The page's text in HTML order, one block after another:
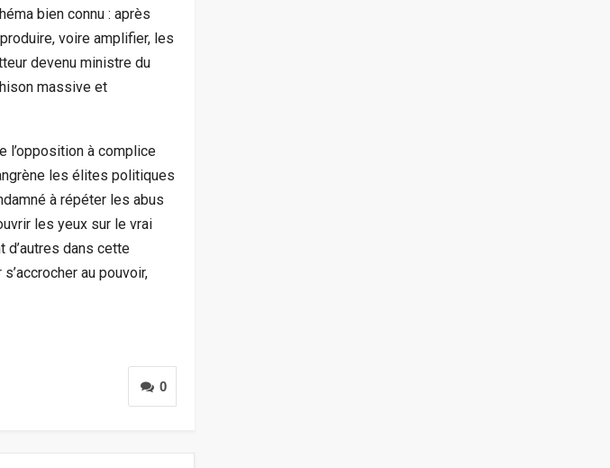
bien connu : après
voire amplifier, les
devenu ministre du
massive et
l’opposition à complice
les élites politiques
à répéter les abus
les yeux sur le vrai
d’autres dans cette
au pouvoir,
0